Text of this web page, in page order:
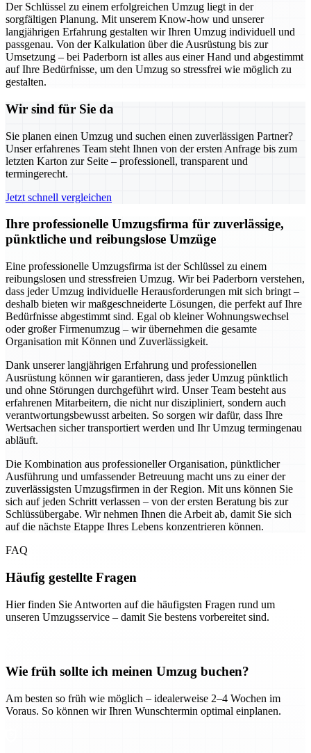
Der Schlüssel zu einem erfolgreichen Umzug liegt in der
sorgfältigen Planung. Mit unserem Know-how und unserer
langjährigen Erfahrung gestalten wir Ihren Umzug individuell und
passgenau. Von der Kalkulation über die Ausrüstung bis zur
Umsetzung – bei Paderborn ist alles aus einer Hand und abgestimmt
auf Ihre Bedürfnisse, um den Umzug so stressfrei wie möglich zu
gestalten.
Wir sind für Sie da
Sie planen einen Umzug und suchen einen zuverlässigen Partner?
Unser erfahrenes Team steht Ihnen von der ersten Anfrage bis zum
letzten Karton zur Seite – professionell, transparent und
termingerecht.
Jetzt schnell vergleichen
Ihre professionelle Umzugsfirma für zuverlässige,
pünktliche und reibungslose Umzüge
Eine professionelle Umzugsfirma ist der Schlüssel zu einem
reibungslosen und stressfreien Umzug. Wir bei Paderborn verstehen,
dass jeder Umzug individuelle Herausforderungen mit sich bringt –
deshalb bieten wir maßgeschneiderte Lösungen, die perfekt auf Ihre
Bedürfnisse abgestimmt sind. Egal ob kleiner Wohnungswechsel
oder großer Firmenumzug – wir übernehmen die gesamte
Organisation mit Können und Zuverlässigkeit.
Dank unserer langjährigen Erfahrung und professionellen
Ausrüstung können wir garantieren, dass jeder Umzug pünktlich
und ohne Störungen durchgeführt wird. Unser Team besteht aus
erfahrenen Mitarbeitern, die nicht nur diszipliniert, sondern auch
verantwortungsbewusst arbeiten. So sorgen wir dafür, dass Ihre
Wertsachen sicher transportiert werden und Ihr Umzug termingenau
abläuft.
Die Kombination aus professioneller Organisation, pünktlicher
Ausführung und umfassender Betreuung macht uns zu einer der
zuverlässigsten Umzugsfirmen in der Region. Mit uns können Sie
sich auf jeden Schritt verlassen – von der ersten Beratung bis zur
Schlüssübergabe. Wir nehmen Ihnen die Arbeit ab, damit Sie sich
auf die nächste Etappe Ihres Lebens konzentrieren können.
FAQ
Häufig gestellte Fragen
Hier finden Sie Antworten auf die häufigsten Fragen rund um
unseren Umzugsservice – damit Sie bestens vorbereitet sind.
Wie früh sollte ich meinen Umzug buchen?
Am besten so früh wie möglich – idealerweise 2–4 Wochen im
Voraus. So können wir Ihren Wunschtermin optimal einplanen.